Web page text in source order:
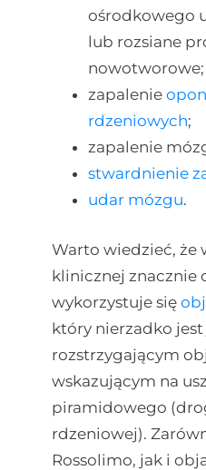
ośrodkowego
lub rozsiane
nowotworowe;
zapalenie
rdzeniowych;
zapalenie
stwardnienie
udar mózgu.
Warto wiedzieć, że
klinicznej znacznie
wykorzystuje się
który nierzadko
rozstrzygającym
wskazującym na
piramidowego
rdzeniowej).
Rossolimo, jak i